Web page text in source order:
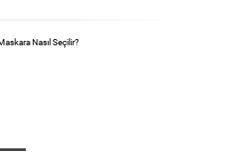
Nasıl Seçilir?